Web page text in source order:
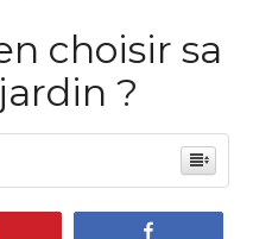
choisir sa
?